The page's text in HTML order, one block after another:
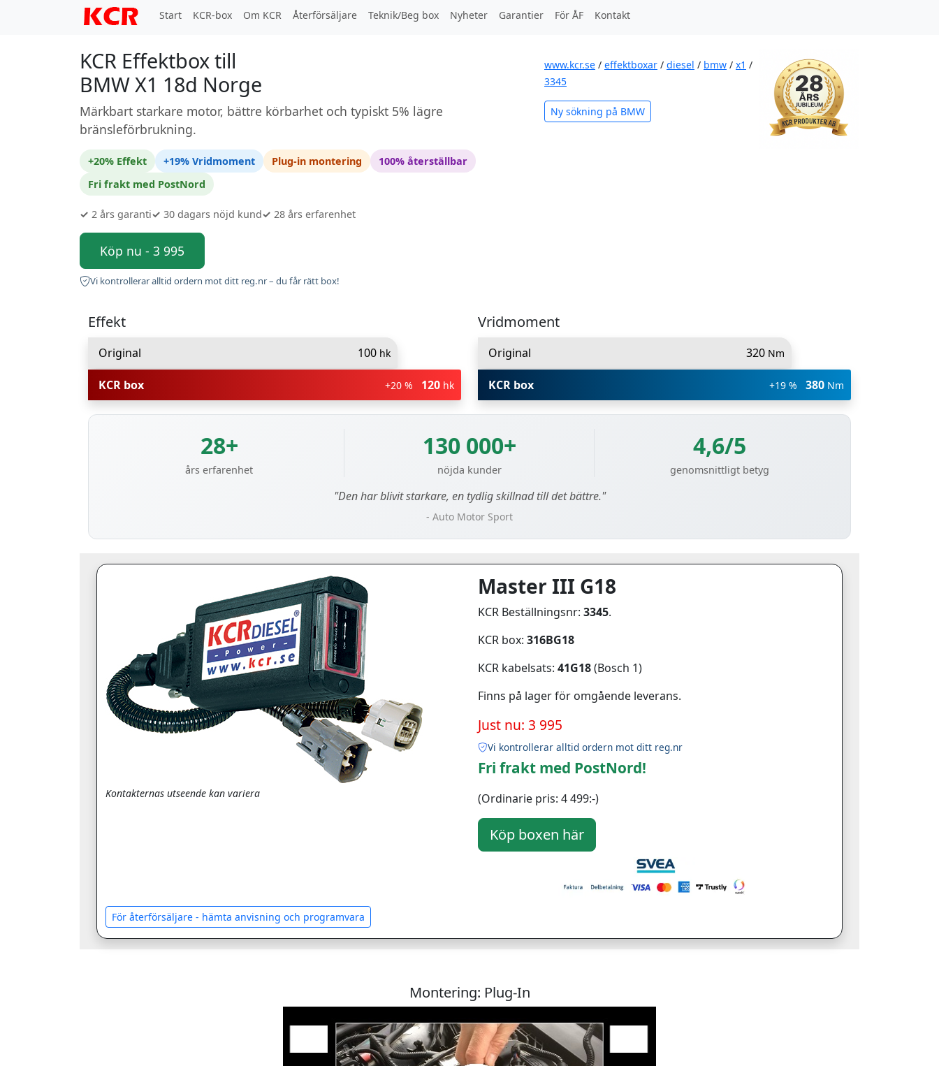
Start KCR-box Om KCR Återförsäljare Teknik/Beg box Nyheter Garantier För ÅF Kontakt
KCR Effektbox till
BMW X1 18d Norge
Märkbart starkare motor, bättre körbarhet och typiskt 5% lägre
bränsleförbrukning.
+20% Effekt +19% Vridmoment Plug-in montering
100% återställbar
Fri frakt med PostNord
✓ 2 års garanti✓ 30 dagars nöjd kund✓ 28 års erfarenhet
Köp nu - 3 995
Vi kontrollerar alltid ordern mot ditt reg.nr – du får rätt box!
www.kcr.se / effektboxar / diesel / bmw / x1 /
3345
Ny sökning på BMW
Effekt
Original 100 hk
KCR box +20 % 120 hk
Vridmoment
Original 320 Nm
KCR box +19 % 380 Nm
28+
års erfarenhet
130 000+
nöjda kunder
4,6/5
genomsnittligt betyg
"Den har blivit starkare, en tydlig skillnad till det bättre."
- Auto Motor Sport
Kontakternas utseende kan variera
Master III G18
KCR Beställningsnr: 3345.
KCR box: 316BG18
KCR kabelsats: 41G18(Bosch 1)
Finns på lager för omgående leverans.
Just nu: 3 995
Vi kontrollerar alltid ordern mot ditt reg.nr
Fri frakt med PostNord!
(Ordinarie pris: 4 499:-)
För återförsäljare - hämta anvisning och programvara
Montering: Plug-In